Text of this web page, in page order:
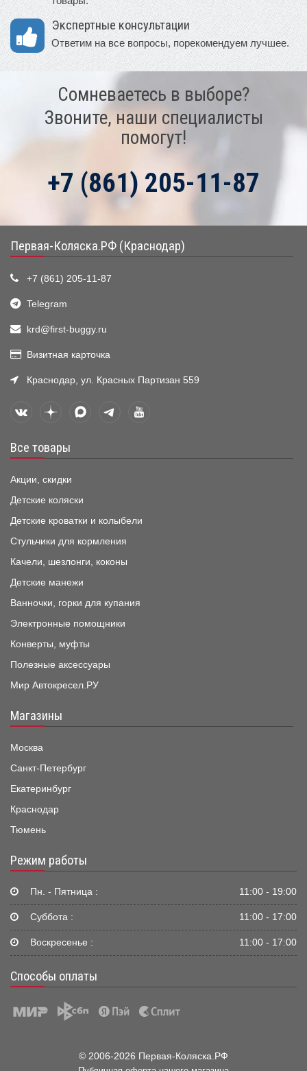
Экспертные консультации
Ответим на все вопросы, порекомендуем лучшее.
Сомневаетесь в выборе?
Звоните, наши специалисты
помогут!
+7 (861) 205-11-87
Первая-Коляска.РФ (Краснодар)
+7 (861) 205-11-87
Telegram
krd@first-buggy.ru
Визитная карточка
Краснодар, ул. Красных Партизан 559
Все товары
Акции, скидки
Детские коляски
Детские кроватки и колыбели
Стульчики для кормления
Качели, шезлонги, коконы
Детские манежи
Ванночки, горки для купания
Электронные помощники
Конверты, муфты
Полезные аксессуары
Мир Автокресел.РУ
Магазины
Москва
Санкт-Петербург
Екатеринбург
Краснодар
Тюмень
Режим работы
Пн. - Пятница : 11:00 - 19:00
Суббота : 11:00 - 17:00
Воскресенье : 11:00 - 17:00
Способы оплаты
© 2006-2026 Первая-Коляска.РФ